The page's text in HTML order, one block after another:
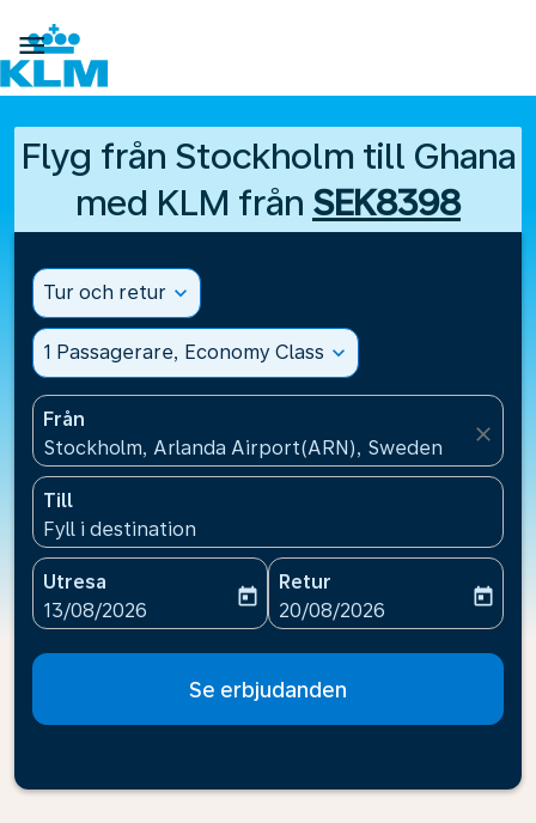

Flyg från Stockholm till Ghana
med KLM från SEK8398
Tur och retur expand_more
1 Passagerare, Economy Class expand_more
Från
Stockholm, Arlanda Airport(ARN), Sweden
close
Till
Fyll i destination
Utresa
fc-booking-departure-date-aria-label
13/08/2026
today
Retur
fc-booking-return-date-
20/08/2026
today
Se erbjudanden